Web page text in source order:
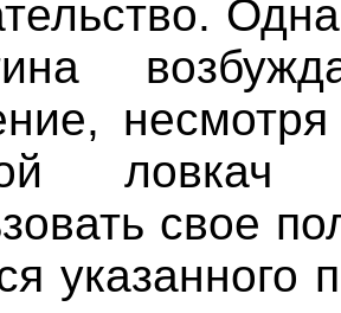
свое
указанного